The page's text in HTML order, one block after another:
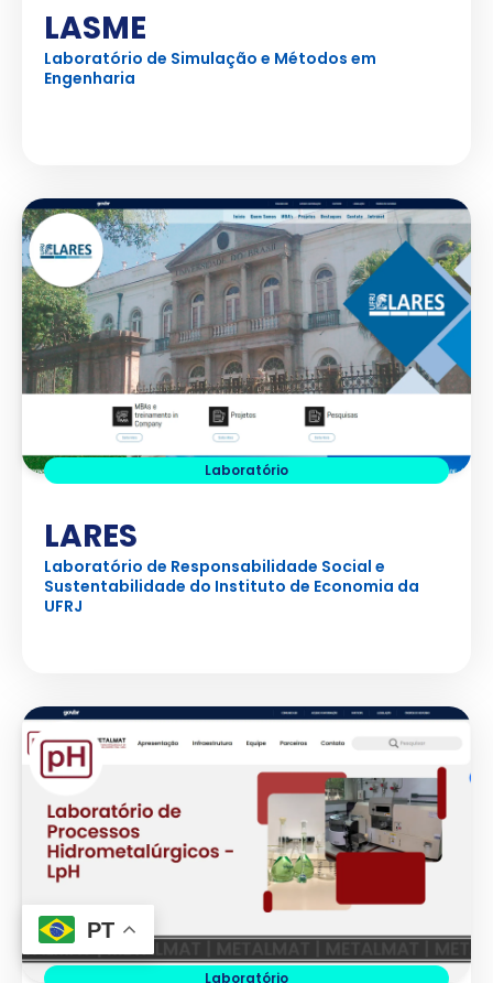
LASME
Laboratório de Simulação e Métodos em
Engenharia
Laboratório
LARES
Laboratório de Responsabilidade Social e
Sustentabilidade do Instituto de Economia da
UFRJ
Laboratório
PT